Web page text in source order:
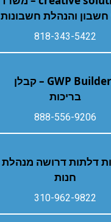
חשבון והנהלת חשבונות
818-343-5422
GWP Builders – קבלן
בריכות
888-556-9206
דלתות דרושה מנהלת
חנות
310-962-9822